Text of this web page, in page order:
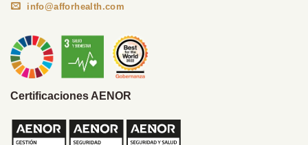
info@afforhealth.com
Certificaciones AENOR